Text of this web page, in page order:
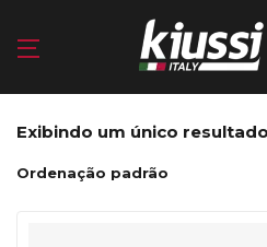
Exibindo um único resultado